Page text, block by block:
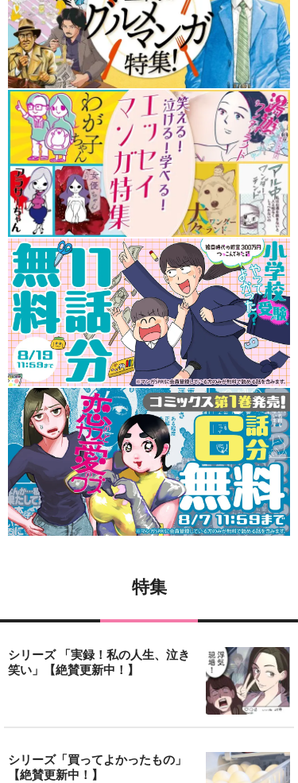
特集
シリーズ 「実録！私の人生、泣き
笑い」【絶賛更新中！】
シリーズ「買ってよかったもの」
【絶賛更新中！】